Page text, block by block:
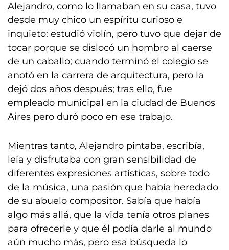
Alejandro, como lo llamaban en su casa, tuvo
desde muy chico un espíritu curioso e
inquieto: estudió violín, pero tuvo que dejar de
tocar porque se dislocó un hombro al caerse
de un caballo; cuando terminó el colegio se
anotó en la carrera de arquitectura, pero la
dejó dos años después; tras ello, fue
empleado municipal en la ciudad de Buenos
Aires pero duró poco en ese trabajo.
Mientras tanto, Alejandro pintaba, escribía,
leía y disfrutaba con gran sensibilidad de
diferentes expresiones artísticas, sobre todo
de la música, una pasión que había heredado
de su abuelo compositor. Sabía que había
algo más allá, que la vida tenía otros planes
para ofrecerle y que él podía darle al mundo
aún mucho más, pero esa búsqueda lo